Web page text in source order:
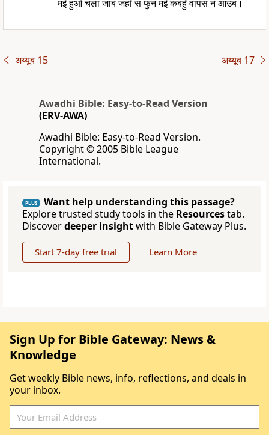
मइँ हुआँ चला जाब जहाँ स फुन मइँ कबहुँ वापस न आउब।
अय्यूब 15 अय्यूब 17
Awadhi Bible: Easy-to-Read Version
(ERV-AWA)
Awadhi Bible: Easy-to-Read Version.
Copyright © 2005 Bible League
International.
PLUS
Want help understanding this passage?
Explore trusted study tools in the Resourcestab.
Discoverdeeper insightwith Bible Gateway Plus.
Start 7-day free trial Learn More
Sign Up for Bible Gateway: News &
Knowledge
Get weekly Bible news, info, reflections, and deals in
your inbox.